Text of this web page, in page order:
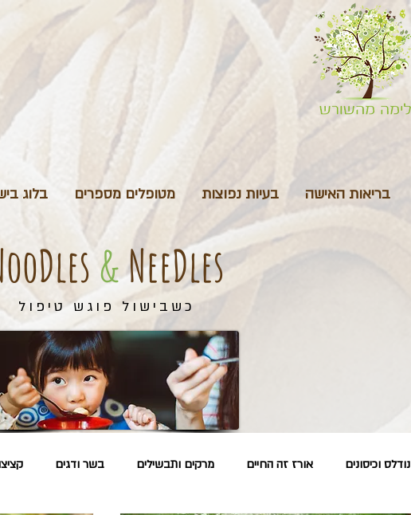
בריאות האישה בעיות נפוצות מטופלים מספרים בלוג
&NeeDles
כשבישול פוגש טיפול
נודלס וכיסונים אורז זה החיים מרקים ותבשילים בשר ודגים